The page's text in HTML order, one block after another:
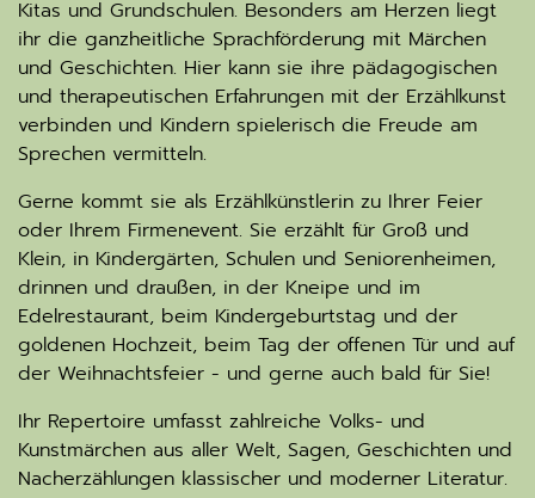
Kitas und Grundschulen. Besonders am Herzen liegt
ihr die ganzheitliche Sprachförderung mit Märchen
und Geschichten. Hier kann sie ihre pädagogischen
und therapeutischen Erfahrungen mit der Erzählkunst
verbinden und Kindern spielerisch die Freude am
Sprechen vermitteln.
Gerne kommt sie als Erzählkünstlerin zu Ihrer Feier
oder Ihrem Firmenevent. Sie erzählt für Groß und
Klein, in Kindergärten, Schulen und Seniorenheimen,
drinnen und draußen, in der Kneipe und im
Edelrestaurant, beim Kindergeburtstag und der
goldenen Hochzeit, beim Tag der offenen Tür und auf
der Weihnachtsfeier - und gerne auch bald für Sie!
Ihr Repertoire umfasst zahlreiche Volks- und
Kunstmärchen aus aller Welt, Sagen, Geschichten und
Nacherzählungen klassischer und moderner Literatur.